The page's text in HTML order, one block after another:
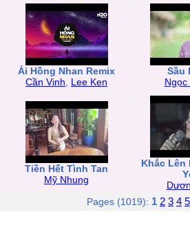
Ải Hồng Nhan Remix
Cần Vinh
Lee Ken
Sầu
Ngọc
Tiền Hết Tình Tan
Mỹ Nhung
Khắc Lên
Pages (1019): 1 2 3 4 5